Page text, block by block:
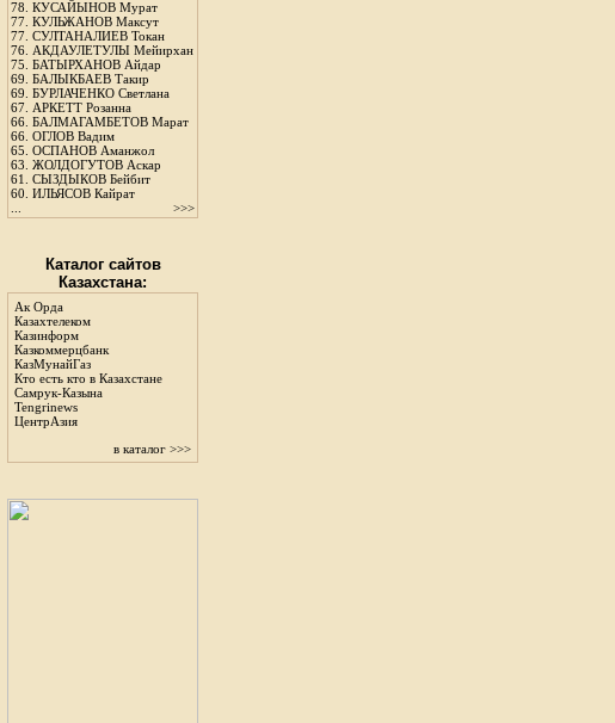
78. КУСАЙЫНОВ Мурат
77. КУЛЬЖАНОВ Максут
77. СУЛТАНАЛИЕВ Токан
76. АКДАУЛЕТУЛЫ Мейирхан
75. БАТЫРХАНОВ Айдар
69. БАЛЫКБАЕВ Такир
69. БУРЛАЧЕНКО Светлана
67. АРКЕТТ Розанна
66. БАЛМАГАМБЕТОВ Марат
66. ОГЛОВ Вадим
65. ОСПАНОВ Аманжол
63. ЖОЛДОГУТОВ Аскар
61. СЫЗДЫКОВ Бейбит
60. ИЛЬЯСОВ Кайрат
>>>
Каталог сайтов
Казахстана:
Ак Орда
Казахтелеком
Казинформ
Казкоммерцбанк
КазМунайГаз
Кто есть кто в Казахстане
Самрук-Казына
Tengrinews
ЦентрАзия
в каталог >>>